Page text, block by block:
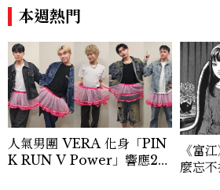
180元起輕鬆微醺
本週熱門
人氣男團 VERA 化身「PIN
K RUN V Power」響應20
《富
麼忘